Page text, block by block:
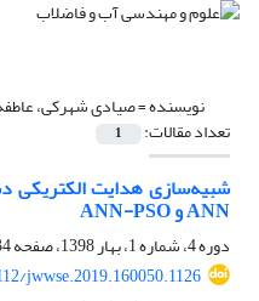
نویسنده =صیادی شهرکی،
تعداد مقالات: 1
شبیه‌سازی هدایت الکتریکی
ANN و ANN-PSO
دوره 4، شماره 1، بهار 1398، صفحه
jwwse.2019.160050.1126